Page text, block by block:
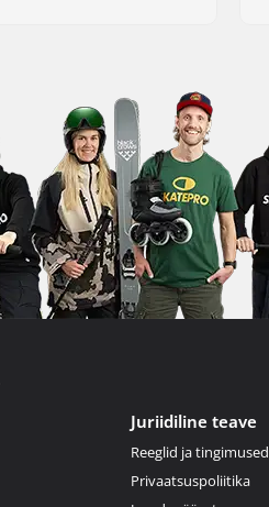
Juriidiline teave
Reeglid ja tingimused
Privaatsuspoliitika